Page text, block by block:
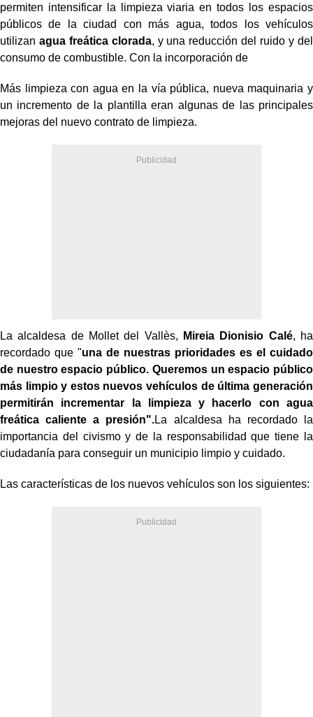
permiten intensificar la limpieza viaria en todos los espacios
públicos de la ciudad con más agua, todos los vehículos
utilizan agua freática clorada, y una reducción del ruido y del
consumo de combustible. Con la incorporación de
Más limpieza con agua en la vía pública, nueva maquinaria y
un incremento de la plantilla eran algunas de las principales
mejoras del nuevo contrato de limpieza.
La alcaldesa de Mollet del Vallès, Mireia Dionisio Calé, ha
recordado que "una de nuestras prioridades es el cuidado
de nuestro espacio público. Queremos un espacio público
más limpio y estos nuevos vehículos de última generación
permitirán incrementar la limpieza y hacerlo con agua
freática caliente a presión".La alcaldesa ha recordado la
importancia del civismo y de la responsabilidad que tiene la
ciudadanía para conseguir un municipio limpio y cuidado.
Las características de los nuevos vehículos son los siguientes: